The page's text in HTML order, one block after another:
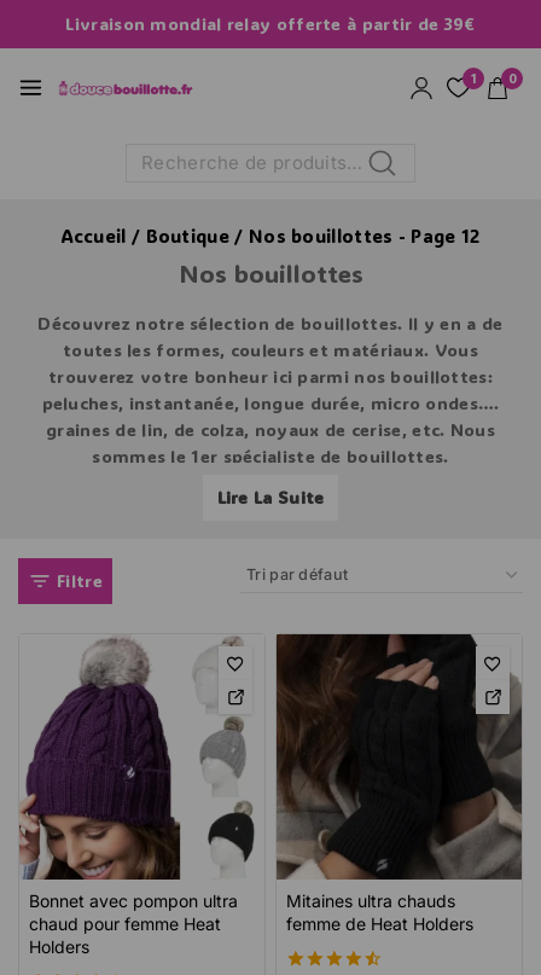
Livraison mondial relay offerte à partir de 39€
1 0
Recherche
Accueil / Boutique / Nos bouillottes - Page 12
Nos bouillottes
Découvrez notre sélection de bouillottes. Il y en a de
toutes les formes, couleurs et matériaux. Vous
trouverez votre bonheur ici parmi nos bouillottes:
peluches, instantanée, longue durée, micro ondes….
graines de lin, de colza, noyaux de cerise, etc. Nous
sommes le 1er spécialiste de bouillottes.
Lire La Suite
Filtre
Bonnet avec pompon ultra
chaud pour femme Heat
Holders
Mitaines ultra chauds
femme de Heat Holders